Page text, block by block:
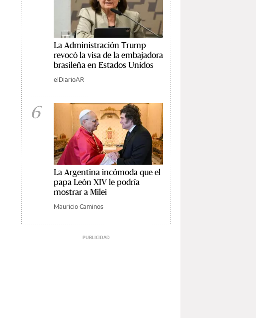
La Administración Trump
revocó la visa de la embajadora
brasileña en Estados Unidos
elDiarioAR
6
La Argentina incómoda que el
papa León XIV le podría
mostrar a Milei
Mauricio Caminos